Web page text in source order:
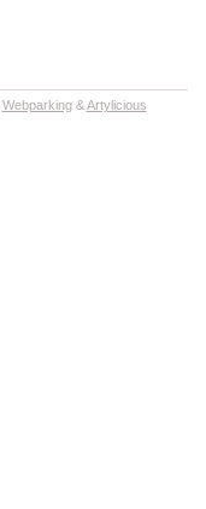
Webparking&Artylicious